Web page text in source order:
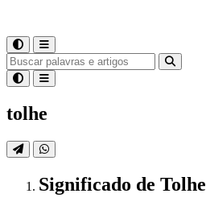
tolhe
Significado de Tolhe